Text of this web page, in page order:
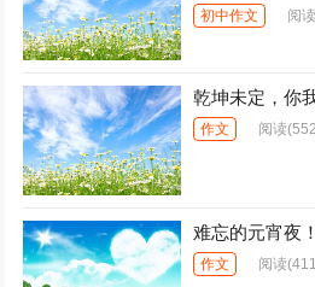
初中作文 阅
乾坤未定，你
作文 阅读
难忘的元宵夜
作文 阅读